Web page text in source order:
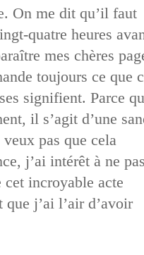
On me dit qu’il faut
quatre heures
mes chères
toujours ce que
signifient. Parce
il s’agit d’une
pas que cela
j’ai intérêt à ne pas
cet incroyable acte
que j’ai l’air d’avoir